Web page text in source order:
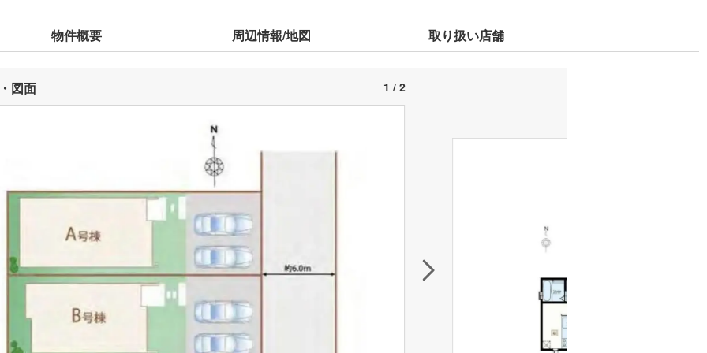
物件概要 周辺情報/地図 取り扱い店舗
図面 1 / 2